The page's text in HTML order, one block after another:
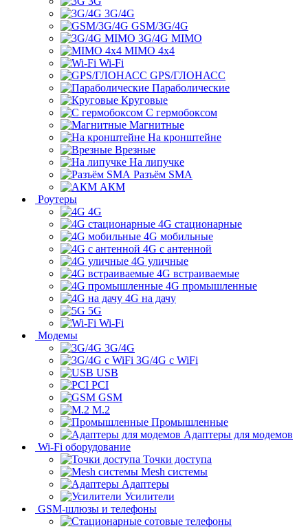
3G/4G
GSM/3G/4G
3G/4G MIMO
MIMO 4x4
Wi-Fi
GPS/ГЛОНАСС
Параболические
Круговые
С гермобоксом
Магнитные
На кронштейне
Врезные
На липучке
Разъём SMA
АКМ
Роутеры
4G
4G стационарные
4G мобильные
4G с антенной
4G уличные
4G встраиваемые
4G промышленные
4G на дачу
5G
Wi-Fi
Модемы
3G/4G
3G/4G с WiFi
USB
PCI
GSM
M.2
Промышленные
Адаптеры для модемов
Wi-Fi оборудование
Точки доступа
Mesh системы
Адаптеры
Усилители
GSM-шлюзы и телефоны